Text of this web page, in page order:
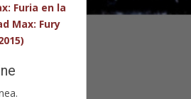
Furia en la
Max: Fury